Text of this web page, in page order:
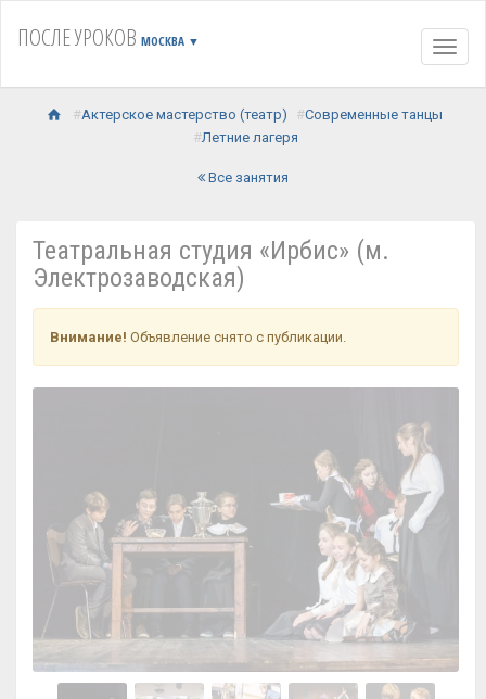
ПОСЛЕ УРОКОВ МОСКВА ▼
Актерское мастерство (театр)
Современные танцы
Летние лагеря
Все занятия
Театральная студия «Ирбис» (м.
Электрозаводская)
Внимание! Объявление снято с публикации.